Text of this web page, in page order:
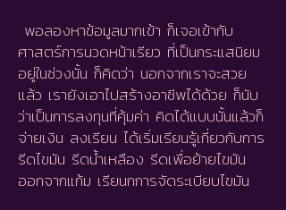
พอลองหาข้อมูลมากเข้า ก็เจอเข้ากับ
ศาสตร์การนวดหน้าเรียว ที่เป็นกระแสนิยม
อยู่ในช่วงนั้น ก็คิดว่า นอกจากเราจะสวย
แล้ว เรายังเอาไปสร้างอาชีพได้ด้วย ก็นับ
ว่าเป็นการลงทุนที่คุ้มค่า คิดได้แบบนั้นแล้วก็
จ่ายเงิน ลงเรียน ได้เริ่มเรียนรู้เกี่ยวกับการ
รีดไขมัน รีดน้ำเหลือง รีดเพื่อย้ายไขมัน
ออกจากแก้ม เรียนกการจัดระเบียบไขมัน